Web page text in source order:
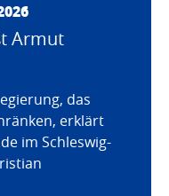
Armut
das
erklärt
im Schleswig-